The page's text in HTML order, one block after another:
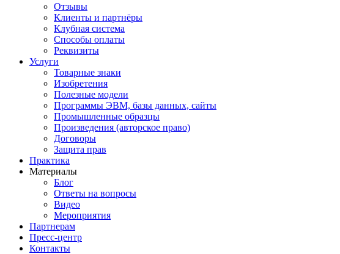
Отзывы
Клиенты и партнёры
Клубная система
Способы оплаты
Реквизиты
Услуги
Товарные знаки
Изобретения
Полезные модели
Программы ЭВМ, базы данных, сайты
Промышленные образцы
Произведения (авторское право)
Договоры
Защита прав
Практика
Материалы
Блог
Ответы на вопросы
Видео
Мероприятия
Партнерам
Пресс-центр
Контакты